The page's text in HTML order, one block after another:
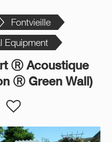
Fontvieille
Equipment
Ⓡ Acoustique
Ⓡ Green Wall)